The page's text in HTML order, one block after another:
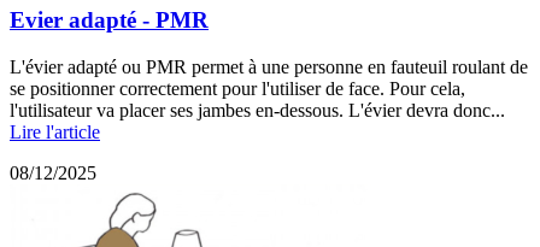
Evier adapté - PMR
L'évier adapté ou PMR permet à une personne en fauteuil roulant de
se positionner correctement pour l'utiliser de face. Pour cela,
l'utilisateur va placer ses jambes en-dessous. L'évier devra donc...
Lire l'article
08/12/2025